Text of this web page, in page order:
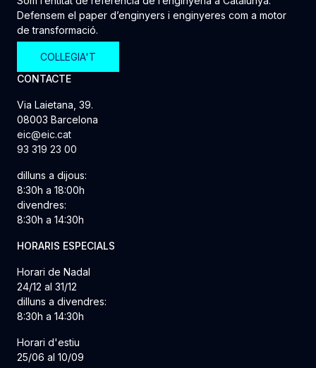
Defensem el paper d’enginyers i enginyeres com a motor
de transformació.
COL·LEGIA'T
CONTACTE
Via Laietana, 39.
08003 Barcelona
eic@eic.cat
93 319 23 00
dilluns a dijous:
8:30h a 18:00h
divendres:
8:30h a 14:30h
HORARIS ESPECIALS
Horari de Nadal
24/12 al 31/12
dilluns a divendres:
8:30h a 14:30h
Horari d'estiu
25/06 al 10/09